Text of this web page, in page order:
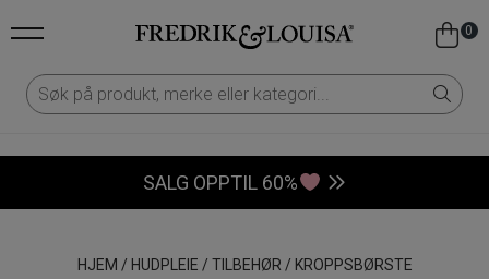
0
SALG OPPTIL 60%
HJEM / HUDPLEIE / TILBEHØR / KROPPSBØRSTE